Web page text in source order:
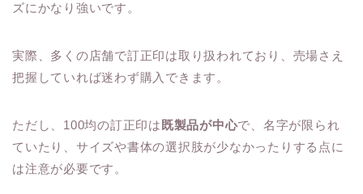
ズにかなり強いです。
実際、多くの店舗で訂正印は取り扱われており、売場さえ
把握していれば迷わず購入できます。
ただし、100均の訂正印は 既製品が中心で、名字が限られ
ていたり、サイズや書体の選択肢が少なかったりする点に
は注意が必要です。